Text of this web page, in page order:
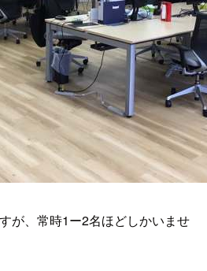
が、常時1ー2名ほどしかいませ